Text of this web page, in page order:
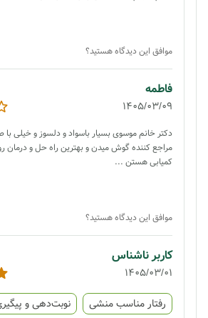
موافق این دیدگاه هستید؟
فاطمه
1405/03/09
دکتر خانم موسوی بسیار باسواد و دلسوز و خیلی
مراجع کننده گوش میدن و بهترین راه حل و درمان
کمیابی هستن ...
موافق این دیدگاه هستید؟
کاربر ناشناس
1405/03/01
رفتار مناسب منشی
نوبت‌دهی و